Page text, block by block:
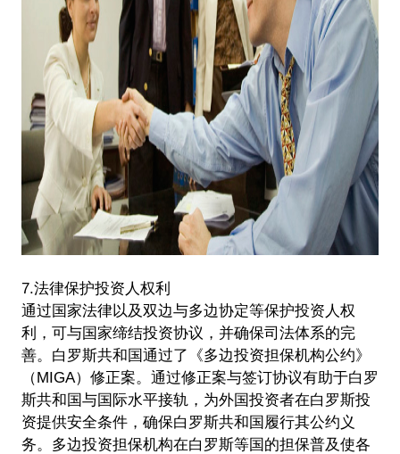
7.法律保护投资人权利
通过国家法律以及双边与多边协定等保护投资人权
利，可与国家缔结投资协议，并确保司法体系的完
善。白罗斯共和国通过了《多边投资担保机构公约》
（MIGA）修正案。通过修正案与签订协议有助于白罗
斯共和国与国际水平接轨，为外国投资者在白罗斯投
资提供安全条件，确保白罗斯共和国履行其公约义
务。多边投资担保机构在白罗斯等国的担保普及使各